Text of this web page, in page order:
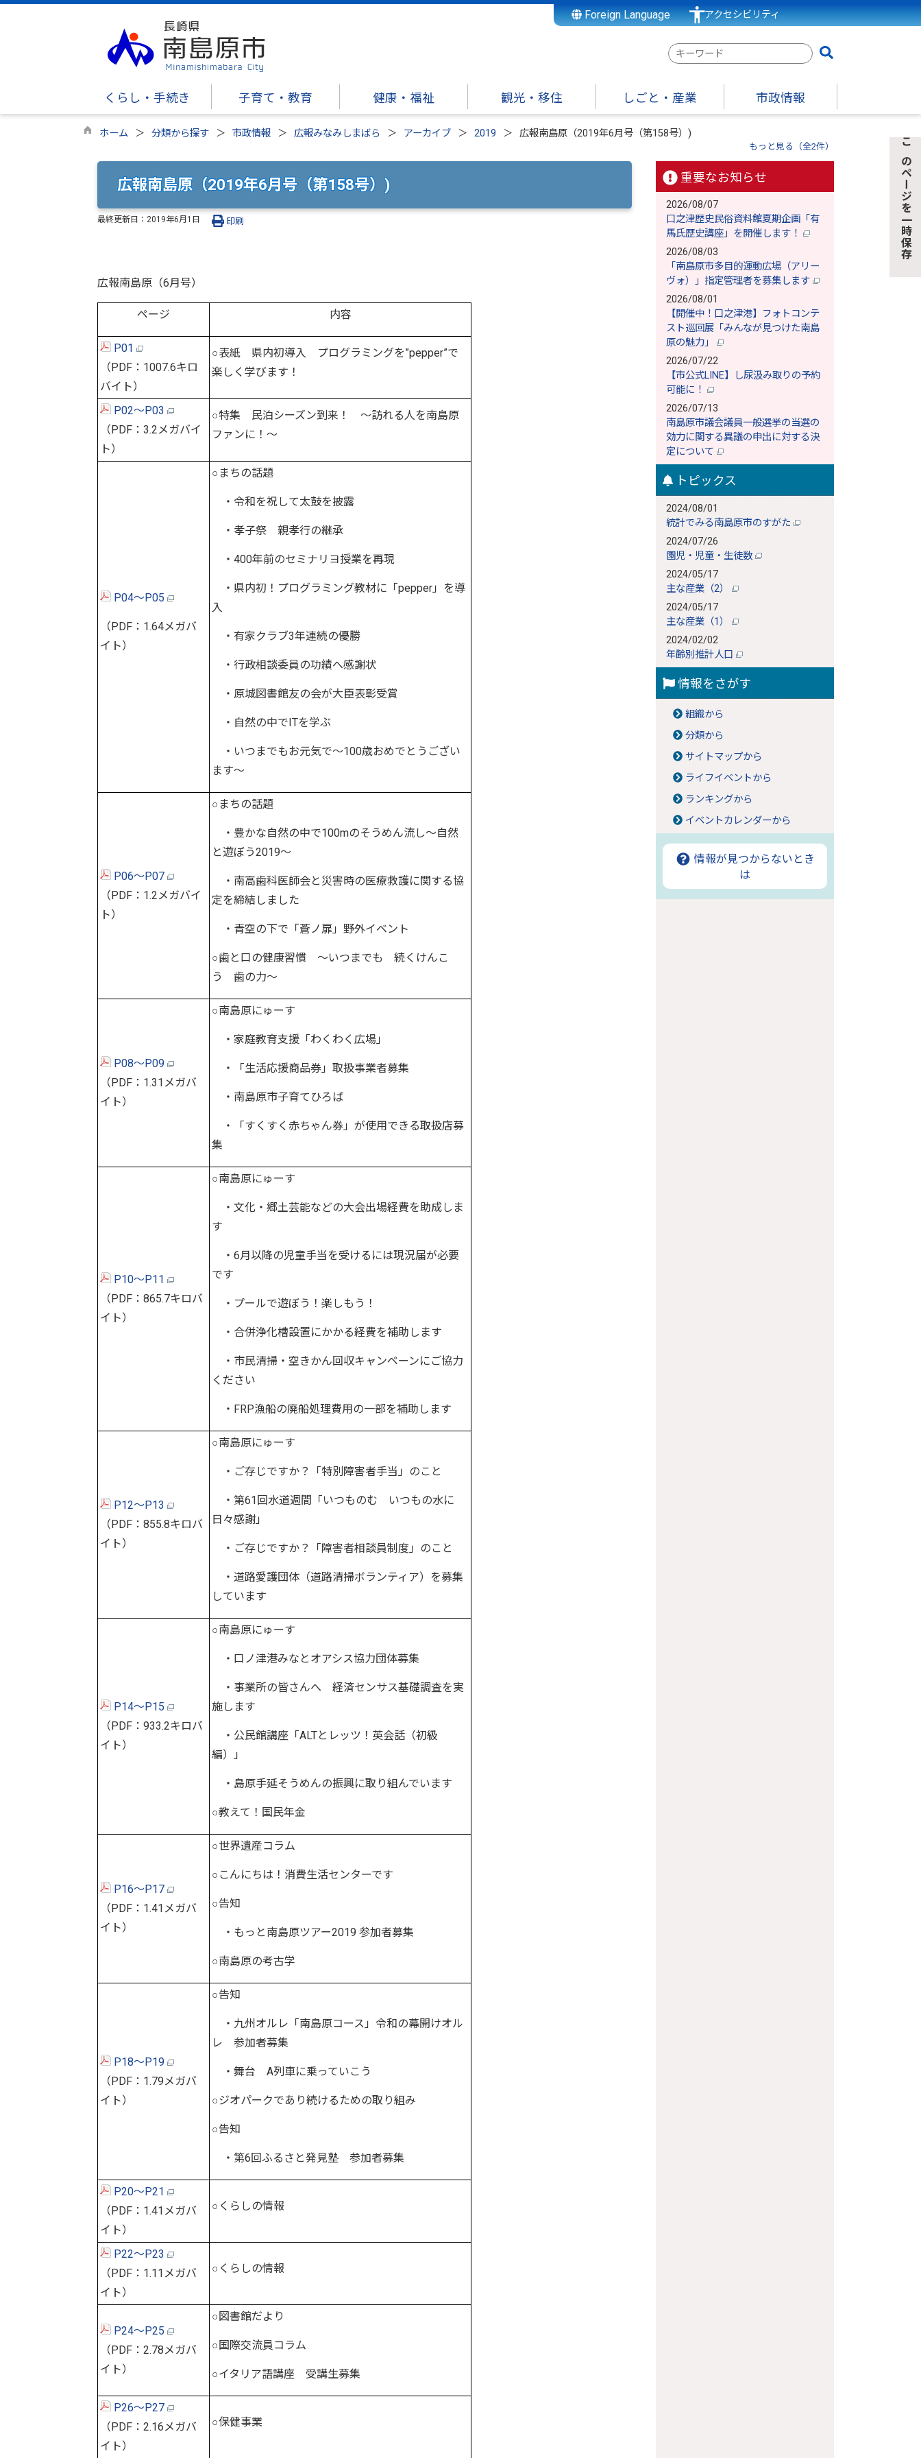
Foreign Language アクセシビリティ
検
ー
ワ
ー
くらし・手続き 子育て・教育 健康・福祉 観光・移住 しごと・産業 市政情報
ホーム 分類から探す 市政情報 広報みなみしまばら アーカイブ 2019 広報南島原（2019年6月号（第158号）)
もっと見る（全2件）
広報南島原（2019年6月号（第158号）)
最終更新日： 2019年6月1日 印刷
広報南島原（6月号）
ページ 内容
P01
（PDF：1007.6キロ
バイト）
○表紙 県内初導入 プログラミングを”pepper”で
楽しく学びます！
P02～P03
（PDF：3.2メガバイ
ト）
○特集 民泊シーズン到来！ ～訪れる人を南島原
ファンに！～
P04～P05
（PDF：1.64メガバ
イト）
○まちの話題
・令和を祝して太鼓を披露
・孝子祭 親孝行の継承
・400年前のセミナリヨ授業を再現
・県内初！プログラミング教材に「pepper」を導
入
・有家クラブ3年連続の優勝
・行政相談委員の功績へ感謝状
・原城図書館友の会が大臣表彰受賞
・自然の中でITを学ぶ
・いつまでもお元気で～100歳おめでとうござい
ます～
P06～P07
（PDF：1.2メガバイ
ト）
○まちの話題
・豊かな自然の中で100mのそうめん流し～自然
と遊ぼう2019～
・南高歯科医師会と災害時の医療救護に関する協
定を締結しました
・青空の下で「蒼ノ扉」野外イベント
○歯と口の健康習慣 ～いつまでも 続くけんこ
う 歯の力～
P08～P09
（PDF：1.31メガバ
イト）
○南島原にゅーす
・家庭教育支援「わくわく広場」
・「生活応援商品券」取扱事業者募集
・南島原市子育てひろば
・「すくすく赤ちゃん券」が使用できる取扱店募
集
P10～P11
（PDF：865.7キロバ
イト）
○南島原にゅーす
・文化・郷土芸能などの大会出場経費を助成しま
す
・6月以降の児童手当を受けるには現況届が必要
です
・プールで遊ぼう！楽しもう！
・合併浄化槽設置にかかる経費を補助します
・市民清掃・空きかん回収キャンペーンにご協力
ください
・FRP漁船の廃船処理費用の一部を補助します
P12～P13
（PDF：855.8キロバ
イト）
○南島原にゅーす
・ご存じですか？「特別障害者手当」のこと
・第61回水道週間「いつものむ いつもの水に
日々感謝」
・ご存じですか？「障害者相談員制度」のこと
・道路愛護団体（道路清掃ボランティア）を募集
しています
P14～P15
（PDF：933.2キロバ
イト）
○南島原にゅーす
・口ノ津港みなとオアシス協力団体募集
・事業所の皆さんへ 経済センサス基礎調査を実
施します
・公民館講座「ALTとレッツ！英会話（初級
編）」
・島原手延そうめんの振興に取り組んでいます
○教えて！国民年金
P16～P17
（PDF：1.41メガバ
イト）
○世界遺産コラム
○こんにちは！消費生活センターです
○告知
・もっと南島原ツアー2019 参加者募集
○南島原の考古学
P18～P19
（PDF：1.79メガバ
イト）
○告知
・九州オルレ「南島原コース」令和の幕開けオル
レ 参加者募集
・舞台 A列車に乗っていこう
○ジオパークであり続けるための取り組み
○告知
・第6回ふるさと発見塾 参加者募集
P20～P21
（PDF：1.41メガバ
イト）
○くらしの情報
P22～P23
（PDF：1.11メガバ
イト）
○くらしの情報
P24～P25
（PDF：2.78メガバ
イト）
○図書館だより
○国際交流員コラム
○イタリア語講座 受講生募集
P26～P27
（PDF：2.16メガバ
イト）
○保健事業
重要なお知らせ
2026/08/07
口之津歴史民俗資料館夏期企画「有
馬氏歴史講座」を開催します！
2026/08/03
「南島原市多目的運動広場（アリー
ヴォ）」指定管理者を募集します
2026/08/01
【開催中！口之津港】フォトコンテ
スト巡回展「みんなが見つけた南島
原の魅力」
2026/07/22
【市公式LINE】し尿汲み取りの予約
可能に！
2026/07/13
南島原市議会議員一般選挙の当選の
効力に関する異議の申出に対する決
定について
トピックス
2024/08/01
統計でみる南島原市のすがた
2024/07/26
園児・児童・生徒数
2024/05/17
主な産業（2）
2024/05/17
主な産業（1）
2024/02/02
年齢別推計人口
情報をさがす
組織から
分類から
サイトマップから
ライフイベントから
ランキングから
イベントカレンダーから
情報が見つからないとき
は
このページを一時保存